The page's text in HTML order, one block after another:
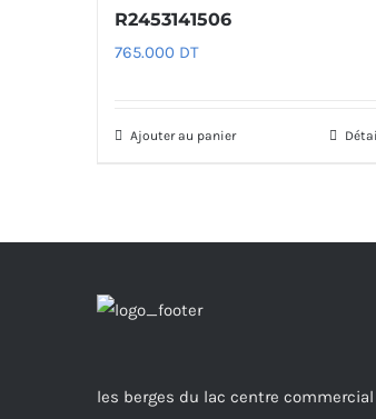
R2453141506
765.000 DT
Ajouter au panier
les berges du lac centre